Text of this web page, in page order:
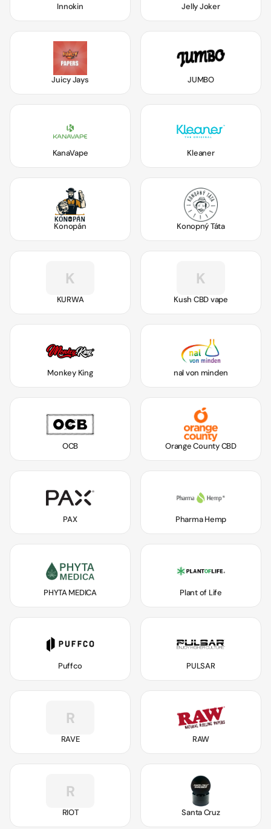
Innokin Jelly Joker
Juicy Jays JUMBO
KanaVape Kleaner
Konopán Konopný Táta
K
KURWA
K
Kush CBD vape
Monkey King nal von minden
OCB Orange County CBD
PAX Pharma Hemp
PHYTA MEDICA Plant of Life
Puffco PULSAR
R
RAVE RAW
R
RIOT Santa Cruz